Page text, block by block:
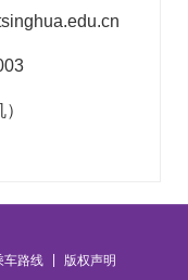
车路线 版权声明